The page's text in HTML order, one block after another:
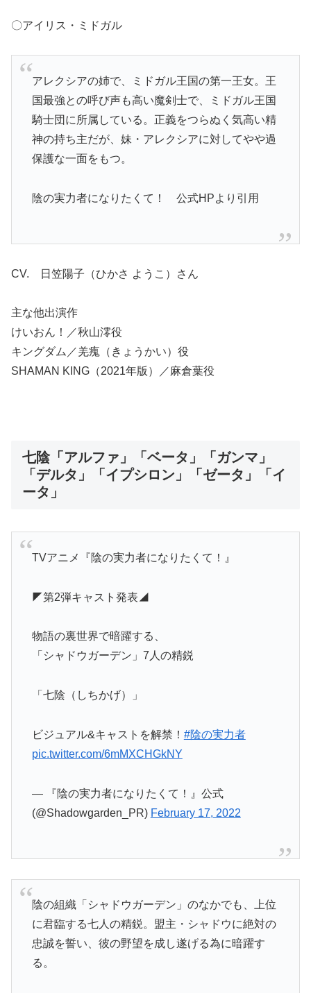
〇アイリス・ミドガル
アレクシアの姉で、ミドガル王国の第一王女。王
国最強との呼び声も高い魔剣士で、ミドガル王国
騎士団に所属している。正義をつらぬく気高い精
神の持ち主だが、妹・アレクシアに対してやや過
保護な一面をもつ。
陰の実力者になりたくて！ 公式HPより引用
CV. 日笠陽子（ひかさ ようこ）さん
主な他出演作
けいおん！／秋山澪役
キングダム／羌瘣（きょうかい）役
SHAMAN KING（2021年版）／麻倉葉役
七陰「アルファ」「ベータ」「ガンマ」
「デルタ」「イプシロン」「ゼータ」「イ
ータ」
TVアニメ『陰の実力者になりたくて！』
◤第2弾キャスト発表◢
物語の裏世界で暗躍する、
「シャドウガーデン」7人の精鋭
「七陰（しちかげ）」
ビジュアル&キャストを解禁！ #陰の実力者
pic.twitter.com/6mMXCHGkNY
— 『陰の実力者になりたくて！』公式
(@Shadowgarden_PR) February 17, 2022
陰の組織「シャドウガーデン」のなかでも、上位
に君臨する七人の精鋭。盟主・シャドウに絶対の
忠誠を誓い、彼の野望を成し遂げる為に暗躍す
る。